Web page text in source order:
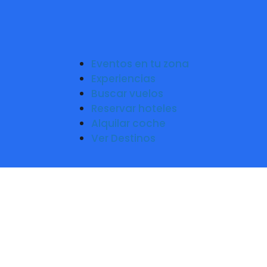
Eventos en tu zona
Experiencias
Buscar vuelos
Reservar hoteles
Alquilar coche
Ver Destinos